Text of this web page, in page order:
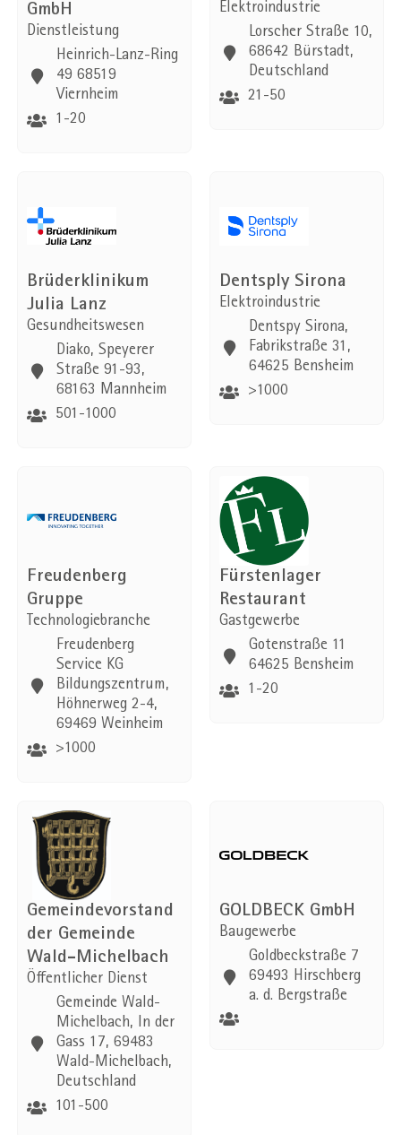
GmbH
Dienstleistung
Heinrich-Lanz-Ring
49 68519
Viernheim
1-20
Elektroindustrie
Lorscher Straße 10,
68642 Bürstadt,
Deutschland
21-50
Brüderklinikum
Julia Lanz
Gesundheitswesen
Diako, Speyerer
Straße 91-93,
68163 Mannheim
501-1000
Dentsply Sirona
Elektroindustrie
Dentspy Sirona,
Fabrikstraße 31,
64625 Bensheim
>1000
Freudenberg
Gruppe
Technologiebranche
Freudenberg
Service KG
Bildungszentrum,
Höhnerweg 2-4,
69469 Weinheim
>1000
Fürstenlager
Restaurant
Gastgewerbe
Gotenstraße 11
64625 Bensheim
1-20
Gemeindevorstand
der Gemeinde
Wald-Michelbach
Öffentlicher Dienst
Gemeinde Wald-
Michelbach, In der
Gass 17, 69483
Wald-Michelbach,
Deutschland
101-500
GOLDBECK GmbH
Baugewerbe
Goldbeckstraße 7
69493 Hirschberg
a. d. Bergstraße